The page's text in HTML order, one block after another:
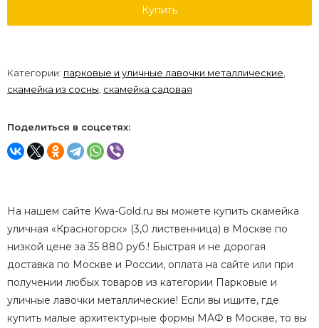
Купить
Категории: парковые и уличные лавочки металлические,
скамейка из сосны, скамейка садовая
Поделиться в соцсетях:
На нашем сайте Kwa-Gold.ru вы можете купить скамейка
уличная «Красногорск» (3,0 лиственница) в Москве по
низкой цене за 35 880 руб.! Быстрая и не дорогая
доставка по Москве и России, оплата на сайте или при
получении любых товаров из категории Парковые и
уличные лавочки металлические! Если вы ищите, где
купить малые архитектурные формы МАФ в Москве, то вы